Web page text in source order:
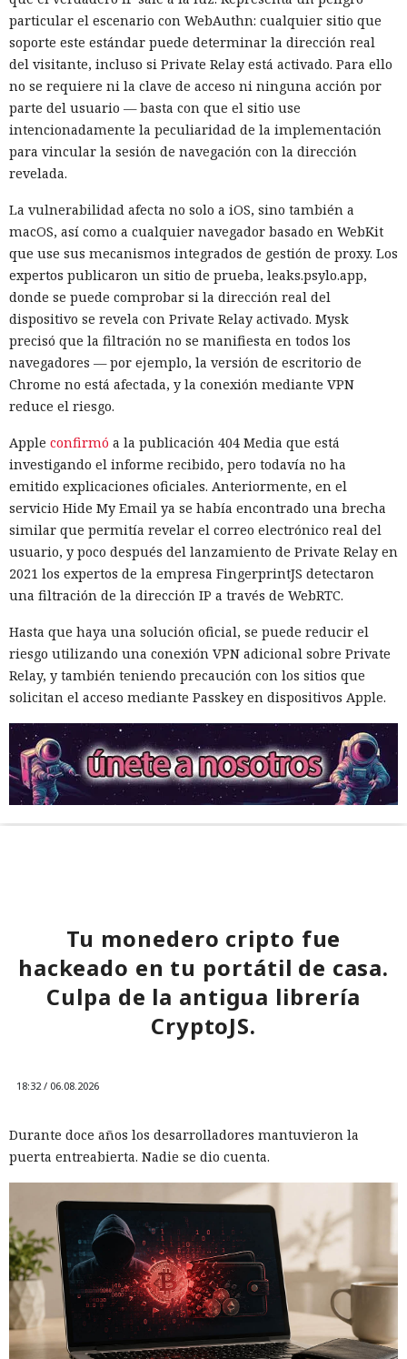
particular el escenario con WebAuthn: cualquier sitio que
soporte este estándar puede determinar la dirección real
del visitante, incluso si Private Relay está activado. Para ello
no se requiere ni la clave de acceso ni ninguna acción por
parte del usuario — basta con que el sitio use
intencionadamente la peculiaridad de la implementación
para vincular la sesión de navegación con la dirección
revelada.
La vulnerabilidad afecta no solo a iOS, sino también a
macOS, así como a cualquier navegador basado en WebKit
que use sus mecanismos integrados de gestión de proxy. Los
expertos publicaron un sitio de prueba, leaks.psylo.app,
donde se puede comprobar si la dirección real del
dispositivo se revela con Private Relay activado. Mysk
precisó que la filtración no se manifiesta en todos los
navegadores — por ejemplo, la versión de escritorio de
Chrome no está afectada, y la conexión mediante VPN
reduce el riesgo.
Apple confirmó a la publicación 404 Media que está
investigando el informe recibido, pero todavía no ha
emitido explicaciones oficiales. Anteriormente, en el
servicio Hide My Email ya se había encontrado una brecha
similar que permitía revelar el correo electrónico real del
usuario, y poco después del lanzamiento de Private Relay en
2021 los expertos de la empresa FingerprintJS detectaron
una filtración de la dirección IP a través de WebRTC.
Hasta que haya una solución oficial, se puede reducir el
riesgo utilizando una conexión VPN adicional sobre Private
Relay, y también teniendo precaución con los sitios que
solicitan el acceso mediante Passkey en dispositivos Apple.
Tu monedero cripto fue
hackeado en tu portátil de casa.
Culpa de la antigua librería
CryptoJS.
18:32 / 06.08.2026
Durante doce años los desarrolladores mantuvieron la
puerta entreabierta. Nadie se dio cuenta.